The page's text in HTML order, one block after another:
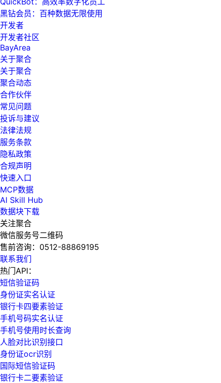
黑钻会员：百种数据无限使用
开发者
开发者社区
BayArea
关于聚合
关于聚合
聚合动态
合作伙伴
常见问题
投诉与建议
法律法规
服务条款
隐私政策
合规声明
快速入口
MCP数据
AI Skill Hub
数据块下载
关注聚合
微信服务号二维码
售前咨询： 0512-88869195
联系我们
热门API：
短信验证码
身份证实名认证
银行卡四要素验证
手机号码实名认证
手机号使用时长查询
人脸对比识别接口
身份证ocr识别
国际短信验证码
银行卡二要素验证